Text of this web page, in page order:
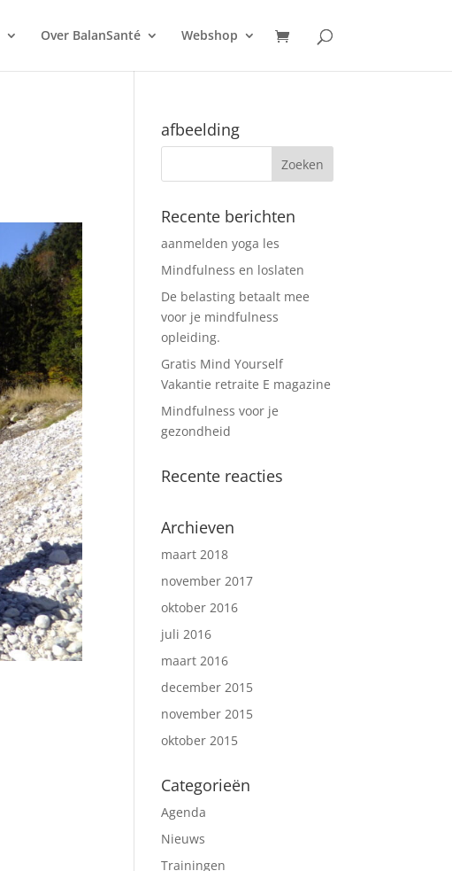
Over BalanSanté Webshop
afbeelding
Recente berichten
aanmelden yoga les
Mindfulness en loslaten
De belasting betaalt mee
voor je mindfulness
opleiding.
Gratis Mind Yourself
Vakantie retraite E magazine
Mindfulness voor je
gezondheid
Recente reacties
Archieven
maart 2018
november 2017
oktober 2016
juli 2016
maart 2016
december 2015
november 2015
oktober 2015
Categorieën
Agenda
Nieuws
Trainingen